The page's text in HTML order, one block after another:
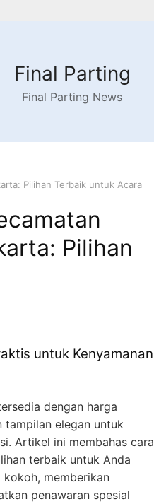
Final Parting
Final Parting News
Pilihan Terbaik untuk Acara
Pilihan
untuk Kenyamanan
dengan harga
tampilan elegan untuk
Artikel ini membahas cara
terbaik untuk Anda
kokoh, memberikan
penawaran spesial